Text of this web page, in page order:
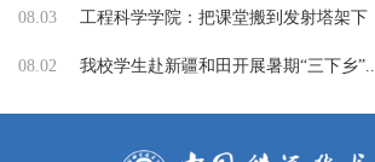
08.03 工程科学学院：把课堂搬到发射塔架下
08.02 我校学生赴新疆和田开展暑期“三下乡”...